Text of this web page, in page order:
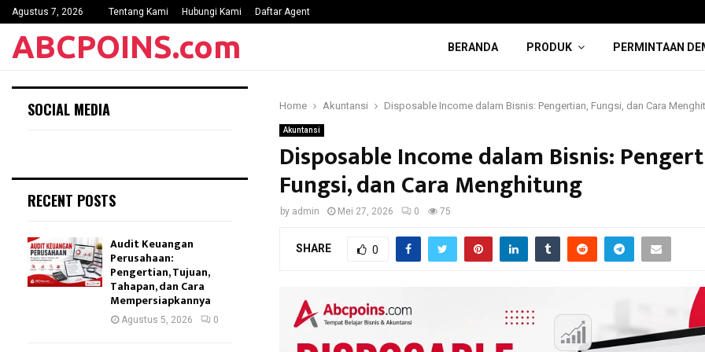
Agustus 7, 2026 Tentang Kami Hubungi Kami Daftar Agent
ABCPOINS.com BERANDA PRODUK PERMINTAAN
Home Akuntansi Disposable Income dalam Bisnis: Pengertian, Fungsi, dan Cara
Akuntansi
Disposable Income dalam Bisnis:
Fungsi, dan Cara Menghitung
by admin Mei 27, 2026 0 75
SHARE 0
SOCIAL MEDIA
RECENT POSTS
Audit Keuangan
Perusahaan:
Pengertian, Tujuan,
Tahapan, dan Cara
Mempersiapkannya
Agustus 5, 2026 0